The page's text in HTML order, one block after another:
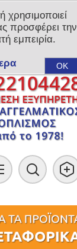
χρησιμοποιεί
προσφέρει την
εμπειρία.
OK